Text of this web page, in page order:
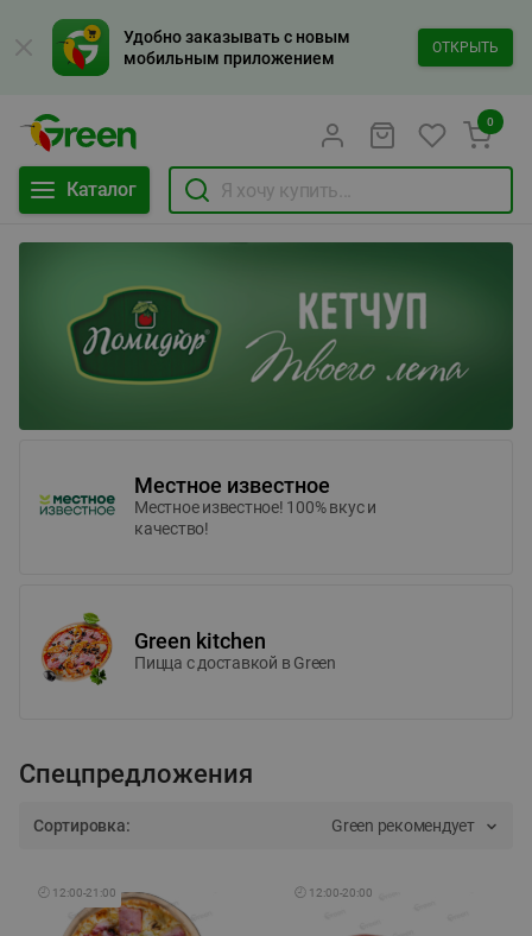
Удобно заказывать с новым
мобильным приложением
ОТКРЫТЬ
Каталог
0
Местное известное
Местное известное! 100% вкус и
качество!
Green kitchen
Пицца c доставкой в Green
Спецпредложения
Сортировка: Green рекомендует
🕘 12:00-21:00 🕘 12:00-20:00